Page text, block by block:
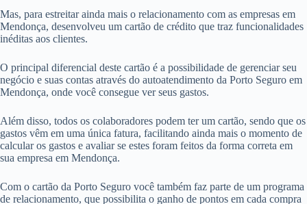
Mas, para estreitar ainda mais o relacionamento com as empresas em
Mendonça, desenvolveu um cartão de crédito que traz funcionalidades
inéditas aos clientes.
O principal diferencial deste cartão é a possibilidade de gerenciar seu
negócio e suas contas através do autoatendimento da Porto Seguro em
Mendonça, onde você consegue ver seus gastos.
Além disso, todos os colaboradores podem ter um cartão, sendo que os
gastos vêm em uma única fatura, facilitando ainda mais o momento de
calcular os gastos e avaliar se estes foram feitos da forma correta em
sua empresa em Mendonça.
Com o cartão da Porto Seguro você também faz parte de um programa
de relacionamento, que possibilita o ganho de pontos em cada compra